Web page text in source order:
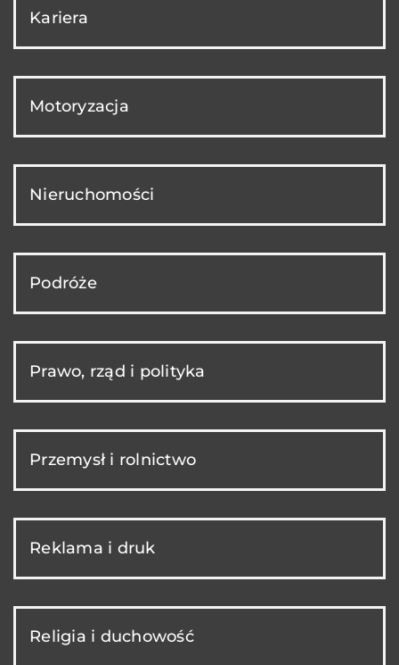
Kariera
Motoryzacja
Nieruchomości
Podróże
Prawo, rząd i polityka
Przemysł i rolnictwo
Reklama i druk
Religia i duchowość